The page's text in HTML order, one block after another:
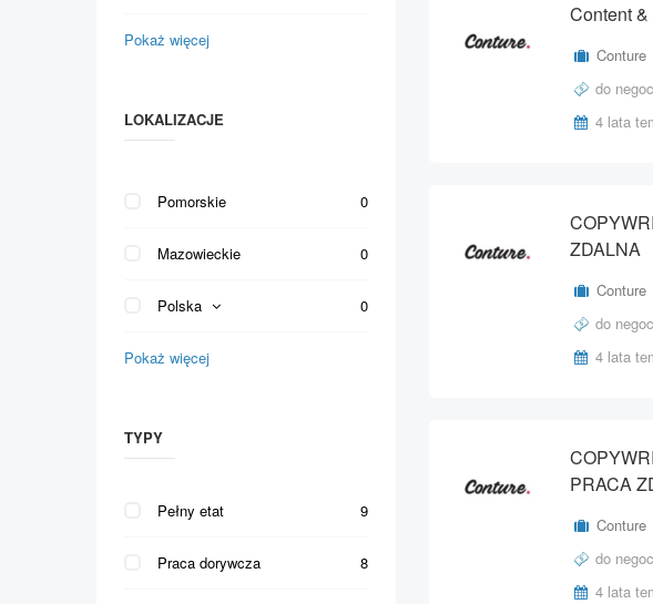
Pokaż więcej
LOKALIZACJE
Pomorskie 0
Mazowieckie 0
Polska 0
Pokaż więcej
TYPY
Pełny etat 9
Praca dorywcza 8
Content
Conture
do
4 lata
ZDALNA
Conture
do
4 lata
PRACA
Conture
do
4 lata